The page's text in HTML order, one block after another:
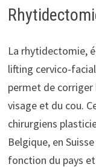
La rhytidectomie,
lifting cervico-
permet de corriger
visage et du cou.
chirurgiens
Belgique, en
fonction du pays